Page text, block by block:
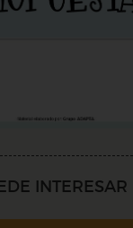
INTERESAR